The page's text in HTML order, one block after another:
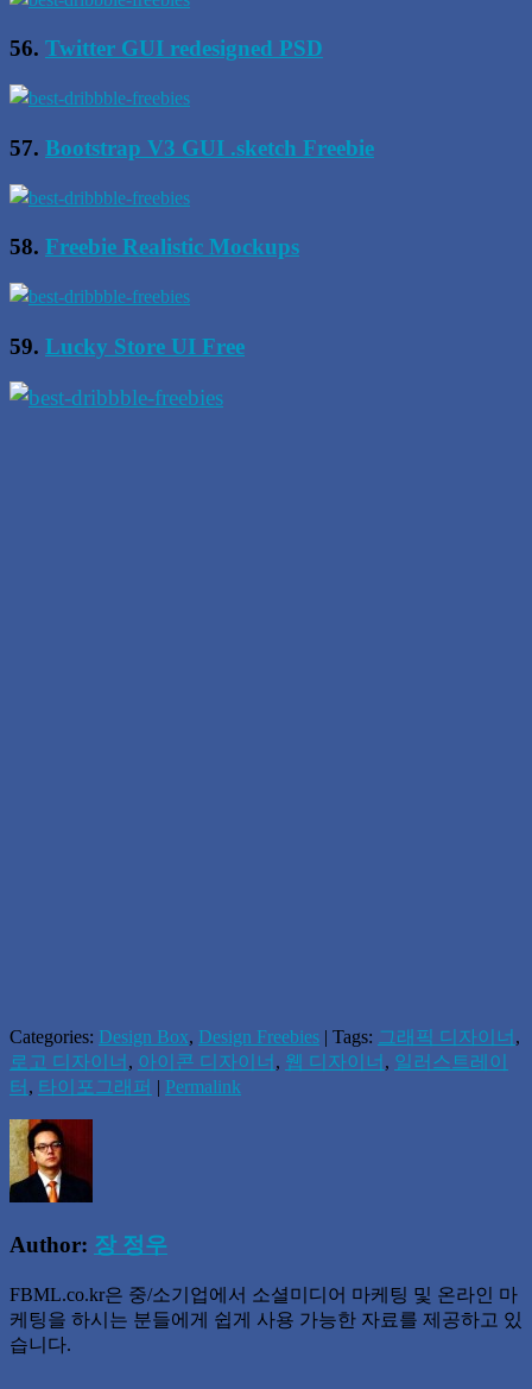
56. Twitter GUI redesigned PSD
57. Bootstrap V3 GUI .sketch Freebie
58. Freebie Realistic Mockups
59. Lucky Store UI Free
Categories: Design Box, Design Freebies | Tags: 그래픽 디자이너 ,
로고 디자이너 , 아이콘 디자이너 , 웹 디자이너 , 일러스트레이
터 , 타이포그래퍼 | Permalink
Author: 장 정우
FBML.co.kr은 중/소기업에서 소셜미디어 마케팅 및 온라인 마
케팅을 하시는 분들에게 쉽게 사용 가능한 자료를 제공하고 있
습니다.